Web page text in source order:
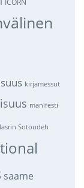
kirjamessut
manifesti
Sotoudeh
saame